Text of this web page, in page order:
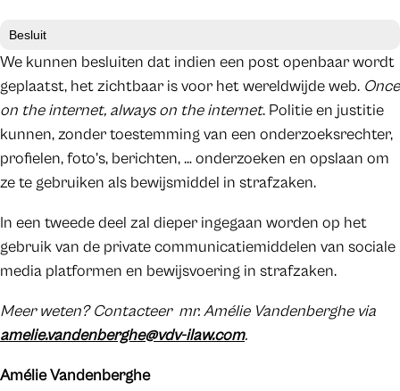
Besluit
We kunnen besluiten dat indien een post openbaar wordt
geplaatst, het zichtbaar is voor het wereldwijde web. Once
on the internet, always on the internet. Politie en justitie
kunnen, zonder toestemming van een onderzoeksrechter,
profielen, foto’s, berichten, … onderzoeken en opslaan om
ze te gebruiken als bewijsmiddel in strafzaken.
In een tweede deel zal dieper ingegaan worden op het
gebruik van de private communicatiemiddelen van sociale
media platformen en bewijsvoering in strafzaken.
Meer weten? Contacteer mr. Amélie Vandenberghe via
amelie.vandenberghe@vdv-ilaw.com.
Amélie Vandenberghe